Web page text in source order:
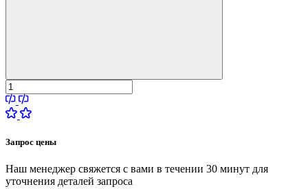
Запрос цены
Наш менеджер свяжется с вами в течении 30 минут для
уточнения деталей запроса